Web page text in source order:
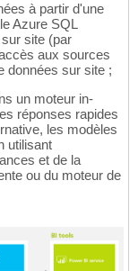
à partir d'une
Azure SQL
site (par
aux sources
données sur site ;
un moteur in-
réponses rapides
les modèles
utilisant
et de la
ou du moteur de